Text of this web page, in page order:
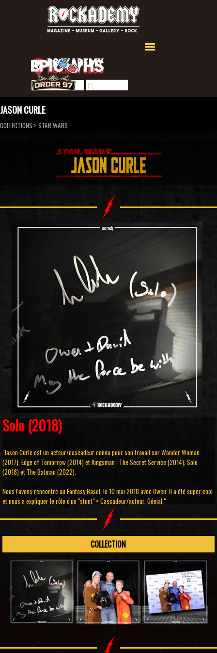
Sauter le menu
Rechercher
JASON CURLE
COLLECTIONS > STAR WARS
Solo (2018)
"Jason Curle est un acteur/cascadeur connu pour son travail sur Wonder Woman
(2017), Edge of Tomorrow (2014) et Kingsman : The Secret Service (2014), Solo
(2018) et The Batman (2022).
Nous l'avons rencontré au Fantasy Basel, le 10 mai 2018 avec Owen. Il a été super cool
et nous a expliquer le rôle d'un "stunt" = Cascadeur/acteur. Génial."
COLLECTION